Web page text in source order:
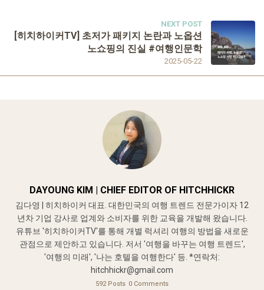
NEXT POST
2025-05-22
[히치하이커TV] 초저가 패키지 논란과 노옵션
노쇼핑의 진실 #여행인문학
DAYOUNG KIM | CHIEF EDITOR OF HITCHHICKR
김다영 | 히치하이커 대표. 대한민국의 여행 트렌드 전문가이자 12
년차 기업 강사로 업계와 소비자를 위한 교육을 개발해 왔습니다.
유튜브 '히치하이커TV'를 통해 개별 럭셔리 여행의 방법을 새로운
관점으로 제안하고 있습니다. 저서 '여행을 바꾸는 여행 트렌드',
'여행의 미래', '나는 호텔을 여행한다' 등. *연락처:
hitchhickr@gmail.com
592 Posts 0 Comments